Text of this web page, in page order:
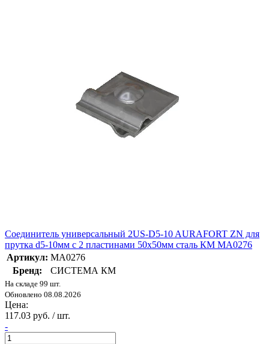
Соединитель универсальный 2US-D5-10 AURAFORT ZN для
прутка d5-10мм с 2 пластинами 50х50мм сталь КМ MA0276
Артикул: MA0276
Бренд:
СИСТЕМА КМ
На складе 99 шт.
Обновлено 08.08.2026
Цена:
117.03 руб. / шт.
-